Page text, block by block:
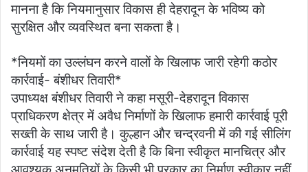
मानना है कि नियमानुसार विकास ही देहरादून के भविष्य को
सुरक्षित और व्यवस्थित बना सकता है।
*नियमों का उल्लंघन करने वालों के खिलाफ जारी रहेगी कठोर
कार्रवाई- बंशीधर तिवारी*
उपाध्यक्ष बंशीधर तिवारी ने कहा मसूरी-देहरादून विकास
प्राधिकरण क्षेत्र में अवैध निर्माणों के खिलाफ हमारी कार्रवाई पूरी
सख्ती के साथ जारी है। कुल्हान और चन्द्रवनी में की गई सीलिंग
कार्रवाई यह स्पष्ट संदेश देती है कि बिना स्वीकृत मानचित्र और